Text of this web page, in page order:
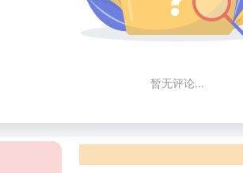
暂无评论...